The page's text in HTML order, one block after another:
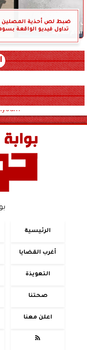
ضبط لص أحذية المصلين
تداول فيديو الواقعة
الرئيسية
أغرب القضايا
التعويذة
صحتنا
اعلن معنا
